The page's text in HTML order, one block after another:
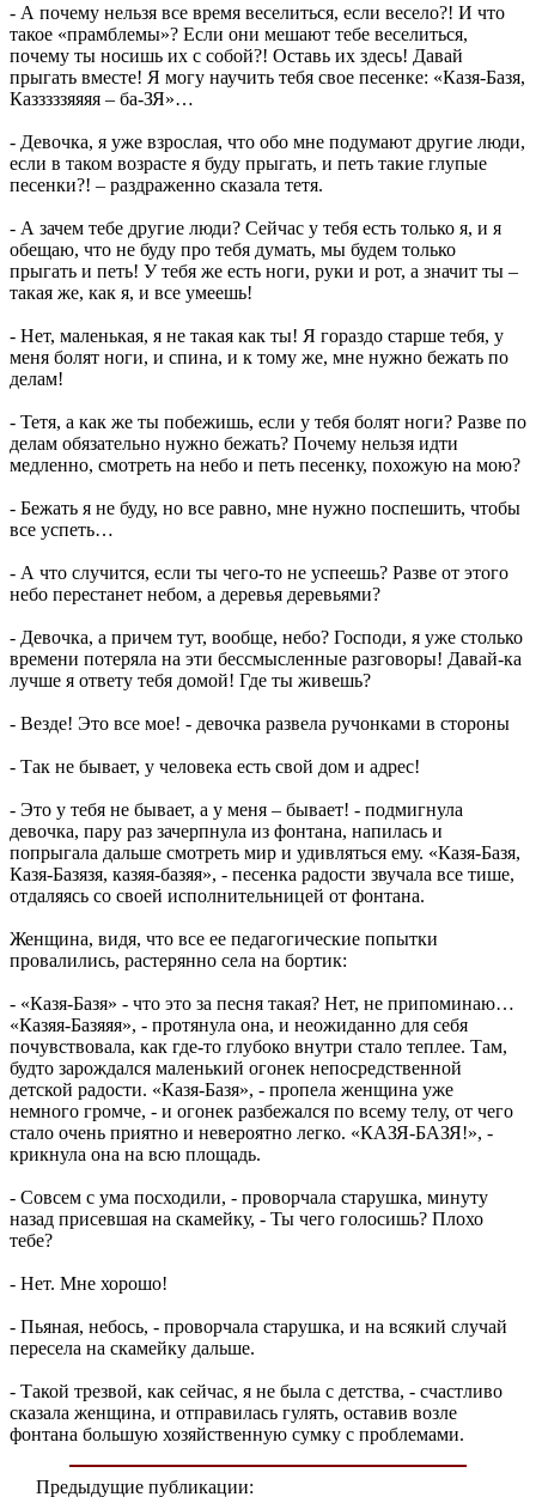
- А почему нельзя все время веселиться, если весело?! И что
такое «прамблемы»? Если они мешают тебе веселиться,
почему ты носишь их с собой?! Оставь их здесь! Давай
прыгать вместе! Я могу научить тебя свое песенке: «Казя-Базя,
Казззззяяяя – ба-ЗЯ»…
- Девочка, я уже взрослая, что обо мне подумают другие люди,
если в таком возрасте я буду прыгать, и петь такие глупые
песенки?! – раздраженно сказала тетя.
- А зачем тебе другие люди? Сейчас у тебя есть только я, и я
обещаю, что не буду про тебя думать, мы будем только
прыгать и петь! У тебя же есть ноги, руки и рот, а значит ты –
такая же, как я, и все умеешь!
- Нет, маленькая, я не такая как ты! Я гораздо старше тебя, у
меня болят ноги, и спина, и к тому же, мне нужно бежать по
делам!
- Тетя, а как же ты побежишь, если у тебя болят ноги? Разве по
делам обязательно нужно бежать? Почему нельзя идти
медленно, смотреть на небо и петь песенку, похожую на мою?
- Бежать я не буду, но все равно, мне нужно поспешить, чтобы
все успеть…
- А что случится, если ты чего-то не успеешь? Разве от этого
небо перестанет небом, а деревья деревьями?
- Девочка, а причем тут, вообще, небо? Господи, я уже столько
времени потеряла на эти бессмысленные разговоры! Давай-ка
лучше я ответу тебя домой! Где ты живешь?
- Везде! Это все мое! - девочка развела ручонками в стороны
- Так не бывает, у человека есть свой дом и адрес!
- Это у тебя не бывает, а у меня – бывает! - подмигнула
девочка, пару раз зачерпнула из фонтана, напилась и
попрыгала дальше смотреть мир и удивляться ему. «Казя-Базя,
Казя-Базязя, казяя-базяя», - песенка радости звучала все тише,
отдаляясь со своей исполнительницей от фонтана.
Женщина, видя, что все ее педагогические попытки
провалились, растерянно села на бортик:
- «Казя-Базя» - что это за песня такая? Нет, не припоминаю…
«Казяя-Базяяя», - протянула она, и неожиданно для себя
почувствовала, как где-то глубоко внутри стало теплее. Там,
будто зарождался маленький огонек непосредственной
детской радости. «Казя-Базя», - пропела женщина уже
немного громче, - и огонек разбежался по всему телу, от чего
стало очень приятно и невероятно легко. «КАЗЯ-БАЗЯ!», -
крикнула она на всю площадь.
- Совсем с ума посходили, - проворчала старушка, минуту
назад присевшая на скамейку, - Ты чего голосишь? Плохо
тебе?
- Нет. Мне хорошо!
- Пьяная, небось, - проворчала старушка, и на всякий случай
пересела на скамейку дальше.
- Такой трезвой, как сейчас, я не была с детства, - счастливо
сказала женщина, и отправилась гулять, оставив возле
фонтана большую хозяйственную сумку с проблемами.
Предыдущие публикации: